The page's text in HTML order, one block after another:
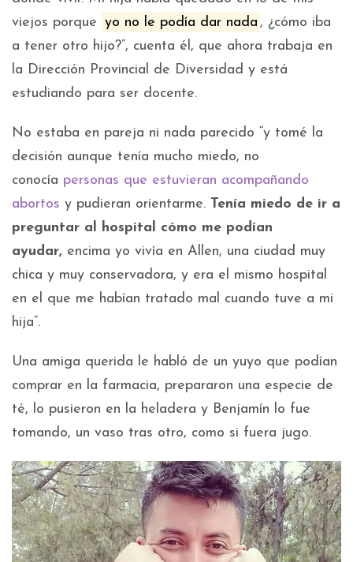
viejos porque yo no le podía dar nada , ¿cómo iba
a tener otro hijo?”, cuenta él, que ahora trabaja en
la Dirección Provincial de Diversidad y está
estudiando para ser docente.
No estaba en pareja ni nada parecido “y tomé la
decisión aunque tenía mucho miedo, no
conocía personas que estuvieran acompañando
abortos y pudieran orientarme. Tenía miedo de ir a
preguntar al hospital cómo me podían
ayudar, encima yo vivía en Allen, una ciudad muy
chica y muy conservadora, y era el mismo hospital
en el que me habían tratado mal cuando tuve a mi
hija”.
Una amiga querida le habló de un yuyo que podían
comprar en la farmacia, prepararon una especie de
té, lo pusieron en la heladera y Benjamín lo fue
tomando, un vaso tras otro, como si fuera jugo.